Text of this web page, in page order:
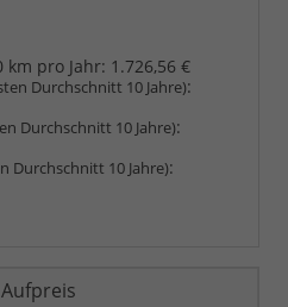
km pro Jahr: 1.726,56 €
Durchschnitt 10 Jahre):
Durchschnitt 10 Jahre):
Durchschnitt 10 Jahre):